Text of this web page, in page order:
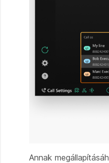
Annak